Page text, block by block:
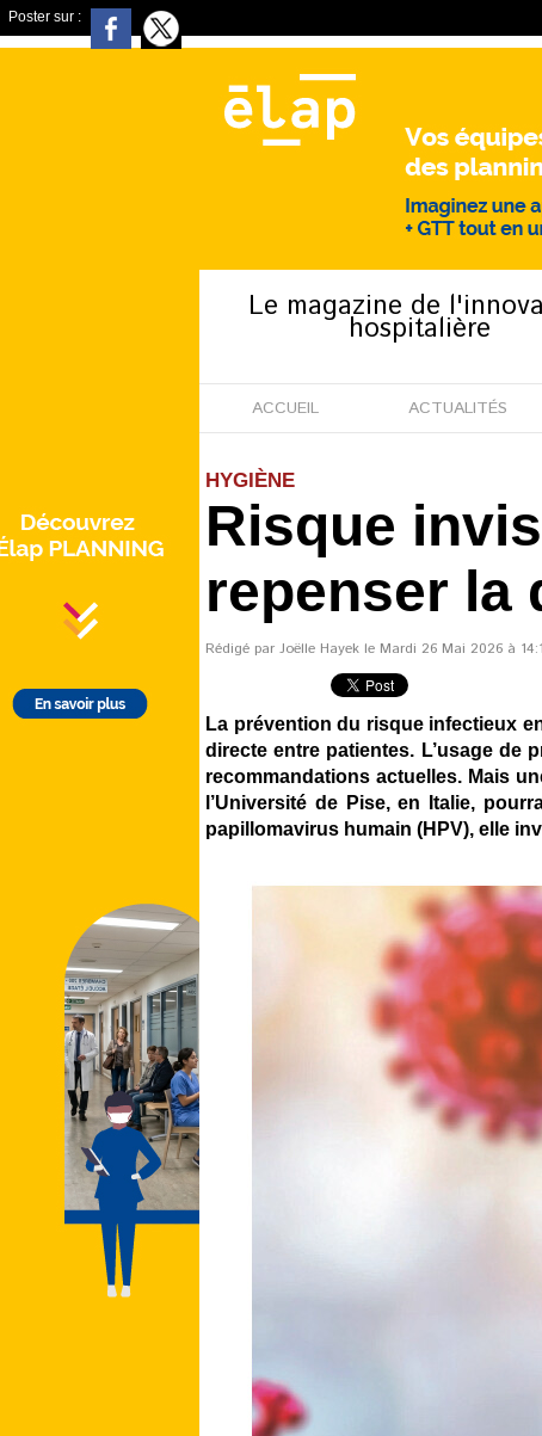
Poster sur :
Le magazine de
hospitalière
ACCUEIL ACTUALITÉS
HYGIÈNE
Risque
repenser la
Rédigé par Joëlle Hayek le Mardi 26 Mai 2026 à
La prévention du risque infectieux
directe entre patientes. L’usage de
recommandations actuelles. Mais
l’Université de Pise, en Italie,
papillomavirus humain (HPV), elle